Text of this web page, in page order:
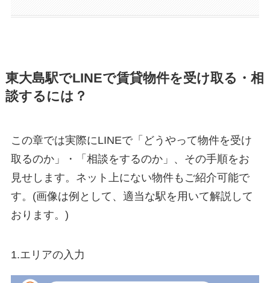
東大島駅でLINEで賃貸物件を受け取る・相
談するには？
この章では実際にLINEで「どうやって物件を受け
取るのか」・「相談をするのか」、その手順をお
見せします。ネット上にない物件もご紹介可能で
す。(画像は例として、適当な駅を用いて解説して
おります。)
1.エリアの入力